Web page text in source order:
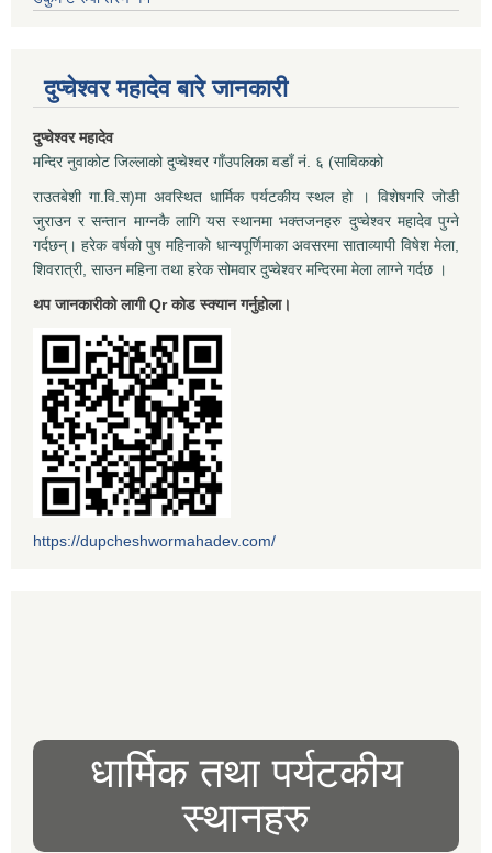
दुप्चेश्वर महादेव बारे जानकारी
दुप्चेश्वर महादेव
मन्दिर नुवाकोट जिल्लाको दुप्चेश्वर गाँउपलिका वडाँ नं. ६ (साविकको
राउतबेशी गा.वि.स)मा अवस्थित धार्मिक पर्यटकीय स्थल हो । विशेषगरि जोडी
जुराउन र सन्तान माग्नकै लागि यस स्थानमा भक्तजनहरु दुप्चेश्वर महादेव पुग्ने
गर्दछन्। हरेक वर्षको पुष महिनाको धान्यपूर्णिमाका अवसरमा साताव्यापी विषेश मेला,
शिवरात्री, साउन महिना तथा हरेक सोमवार दुप्चेश्वर मन्दिरमा मेला लाग्ने गर्दछ ।
थप जानकारीको लागी Qr कोड स्क्यान गर्नुहोला।
https://dupcheshwormahadev.com/
धार्मिक तथा पर्यटकीय
स्थानहरु